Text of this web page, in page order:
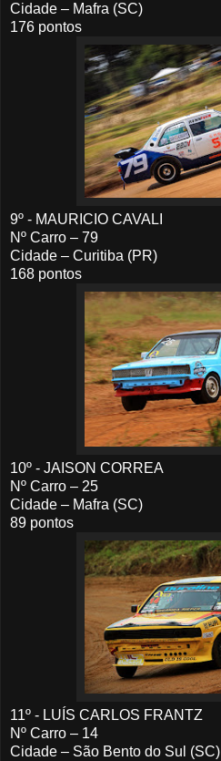
Cidade – Mafra (SC)
176 pontos
9º - MAURICIO CAVALI
Nº Carro – 79
Cidade – Curitiba (PR)
168 pontos
10º - JAISON CORREA
Nº Carro – 25
Cidade – Mafra (SC)
89 pontos
11º - LUÍS CARLOS FRANTZ
Nº Carro – 14
Cidade – São Bento do Sul (SC)